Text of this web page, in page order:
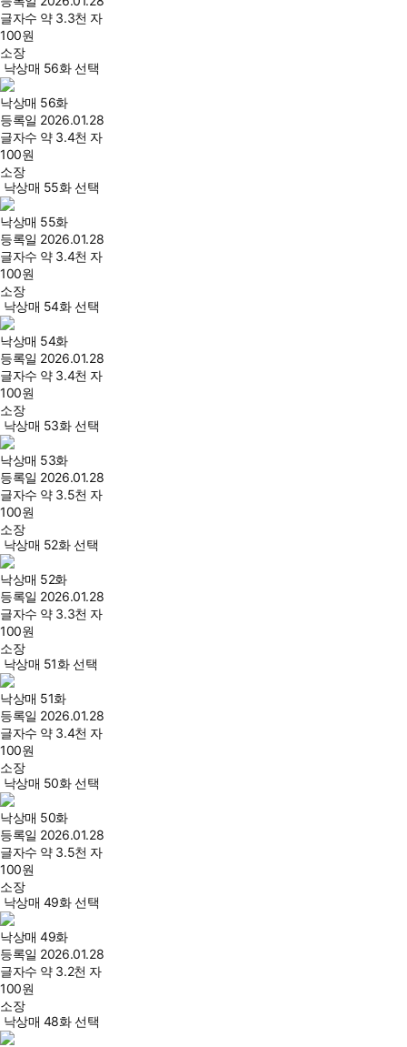
글자수 약 3.3천 자
100원
소장
낙상매 56화 선택
낙상매 56화
등록일 2026.01.28
글자수 약 3.4천 자
100원
소장
낙상매 55화 선택
낙상매 55화
등록일 2026.01.28
글자수 약 3.4천 자
100원
소장
낙상매 54화 선택
낙상매 54화
등록일 2026.01.28
글자수 약 3.4천 자
100원
소장
낙상매 53화 선택
낙상매 53화
등록일 2026.01.28
글자수 약 3.5천 자
100원
소장
낙상매 52화 선택
낙상매 52화
등록일 2026.01.28
글자수 약 3.3천 자
100원
소장
낙상매 51화 선택
낙상매 51화
등록일 2026.01.28
글자수 약 3.4천 자
100원
소장
낙상매 50화 선택
낙상매 50화
등록일 2026.01.28
글자수 약 3.5천 자
100원
소장
낙상매 49화 선택
낙상매 49화
등록일 2026.01.28
글자수 약 3.2천 자
100원
소장
낙상매 48화 선택